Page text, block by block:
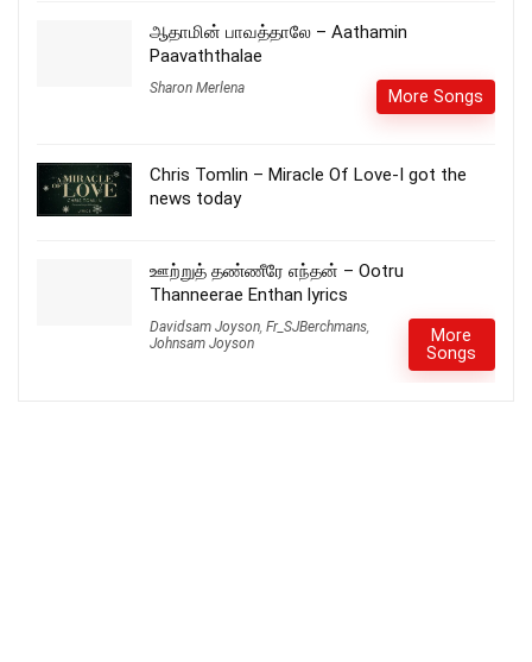
ஆதாமின் பாவத்தாலே – Aathamin
Paavaththalae
Sharon Merlena More Songs
Chris Tomlin – Miracle Of Love-I got the
news today
ஊற்றுத் தண்ணீரே எந்தன் – Ootru
Thanneerae Enthan lyrics
Davidsam Joyson, Fr_SJBerchmans,
Johnsam Joyson
More
Songs